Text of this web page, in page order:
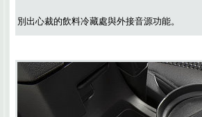
別出心裁的飲料冷藏處與外接音源功能。